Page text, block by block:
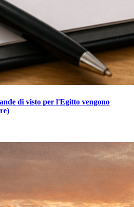
di visto per l'Egitto vengono